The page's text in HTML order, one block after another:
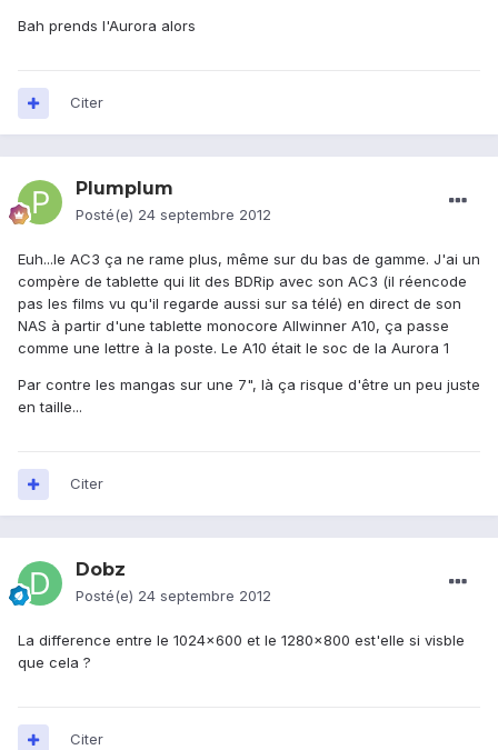
Bah prends l'Aurora alors
Citer
Plumplum
Posté(e) 24 septembre 2012
Euh...le AC3 ça ne rame plus, même sur du bas de gamme. J'ai un
compère de tablette qui lit des BDRip avec son AC3 (il réencode
pas les films vu qu'il regarde aussi sur sa télé) en direct de son
NAS à partir d'une tablette monocore Allwinner A10, ça passe
comme une lettre à la poste. Le A10 était le soc de la Aurora 1
Par contre les mangas sur une 7", là ça risque d'être un peu juste
en taille...
Citer
Dobz
Posté(e) 24 septembre 2012
La difference entre le 1024x600 et le 1280x800 est'elle si visble
que cela ?
Citer